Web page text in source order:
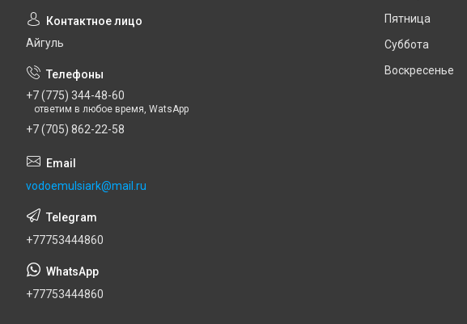
Айгуль
+7 (775) 344-48-60
ответим в любое время, WatsApp
+7 (705) 862-22-58
vodoemulsiark@mail.ru
+77753444860
+77753444860
Пятница
Суббота
Воскресенье